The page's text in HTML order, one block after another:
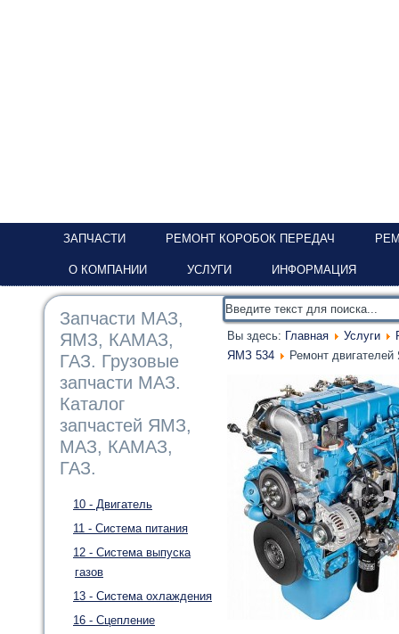
ЗАПЧАСТИ РЕМОНТ КОРОБОК ПЕРЕДАЧ
О КОМПАНИИ УСЛУГИ ИНФОРМАЦИЯ
Запчасти МАЗ,
ЯМЗ, КАМАЗ,
ГАЗ. Грузовые
запчасти МАЗ.
Каталог
запчастей ЯМЗ,
МАЗ, КАМАЗ,
ГАЗ.
10 - Двигатель
11 - Система питания
12 - Система выпуска
газов
13 - Система охлаждения
16 - Сцепление
Вы здесь: Главная Услуги
ЯМЗ 534
Ремонт